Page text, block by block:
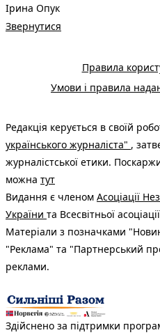
Ірина Опук
Звернутися
Правила
Умови і правила
Редакція керується в своїй
українського журналіста" ,
журналістської етики.
можна тут
Видання є членом Асоціації
України та Всесвітньої
Матеріали з позначками
"Реклама" та "Партнерський
реклами.
Здійснено за підтримки